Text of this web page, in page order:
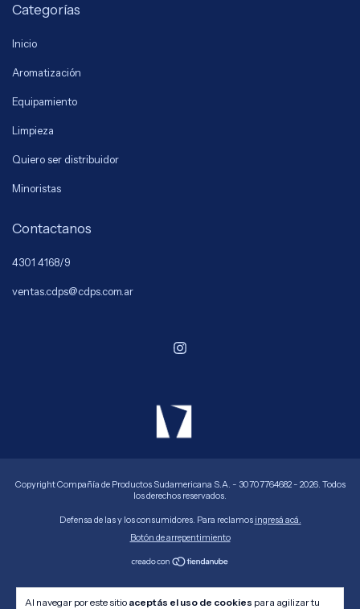
Al navegar por este sitio aceptás el uso de cookies para agilizar tu
Categorías
Inicio
Aromatización
Equipamiento
Limpieza
Quiero ser distribuidor
Minoristas
Contactanos
4301 4168/9
ventas.cdps@cdps.com.ar
Copyright Compañía de Productos Sudamericana S.A. - 30707764682 - 2026. Todos
los derechos reservados.
Defensa de las y los consumidores. Para reclamos ingresá acá.
Botón de arrepentimiento